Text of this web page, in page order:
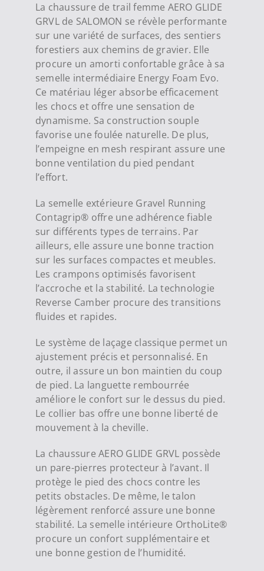
La chaussure de trail femme AERO GLIDE
GRVL de SALOMON se révèle performante
sur une variété de surfaces, des sentiers
forestiers aux chemins de gravier. Elle
procure un amorti confortable grâce à sa
semelle intermédiaire Energy Foam Evo.
Ce matériau léger absorbe efficacement
les chocs et offre une sensation de
dynamisme. Sa construction souple
favorise une foulée naturelle. De plus,
l’empeigne en mesh respirant assure une
bonne ventilation du pied pendant
l’effort.
La semelle extérieure Gravel Running
Contagrip® offre une adhérence fiable
sur différents types de terrains. Par
ailleurs, elle assure une bonne traction
sur les surfaces compactes et meubles.
Les crampons optimisés favorisent
l’accroche et la stabilité. La technologie
Reverse Camber procure des transitions
fluides et rapides.
Le système de laçage classique permet un
ajustement précis et personnalisé. En
outre, il assure un bon maintien du coup
de pied. La languette rembourrée
améliore le confort sur le dessus du pied.
Le collier bas offre une bonne liberté de
mouvement à la cheville.
La chaussure AERO GLIDE GRVL possède
un pare-pierres protecteur à l’avant. Il
protège le pied des chocs contre les
petits obstacles. De même, le talon
légèrement renforcé assure une bonne
stabilité. La semelle intérieure OrthoLite®
procure un confort supplémentaire et
une bonne gestion de l’humidité.